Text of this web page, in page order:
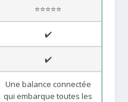
⭐⭐⭐⭐⭐
✔️
✔️
Une balance connectée
qui embarque toutes les